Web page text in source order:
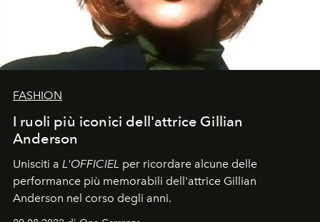
FASHION
I ruoli più iconici dell'attrice Gillian
Anderson
Unisciti a L'OFFICIEL per ricordare alcune delle
performance più memorabili dell'attrice Gillian
Anderson nel corso degli anni.